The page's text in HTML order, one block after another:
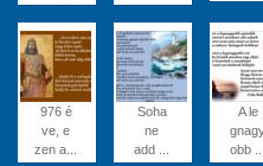
976 é
ve, e
zen a...
Soha
ne
add ...
A le
obb